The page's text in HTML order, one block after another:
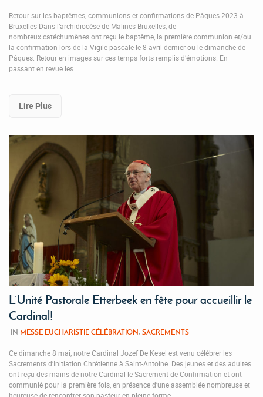
Retour sur les baptêmes, communions et confirmations de Pâques 2023 à
Bruxelles Dans l’archidiocèse de Malines-Bruxelles, de
nombreux catéchumènes ont reçu le baptême, la première communion et/ou
la confirmation lors de la Vigile pascale le 8 avril dernier ou le dimanche de
Pâques. Retour en images sur ces temps forts remplis d’émotions. En
passant en revue les…
Lire Plus
L’Unité Pastorale Etterbeek en fête pour accueillir le
Cardinal!
IN MESSE EUCHARISTIE CÉLÉBRATION, SACREMENTS
Ce dimanche 8 mai, notre Cardinal Jozef De Kesel est venu célébrer les
Sacrements d’Initiation Chrétienne à Saint-Antoine. Des jeunes et des adultes
ont reçu des mains de notre Cardinal le Sacrement de Confirmation et ont
communié pour la première fois, en présence d’une assemblée nombreuse et
heureuse de rencontrer son pasteur en pleine forme….